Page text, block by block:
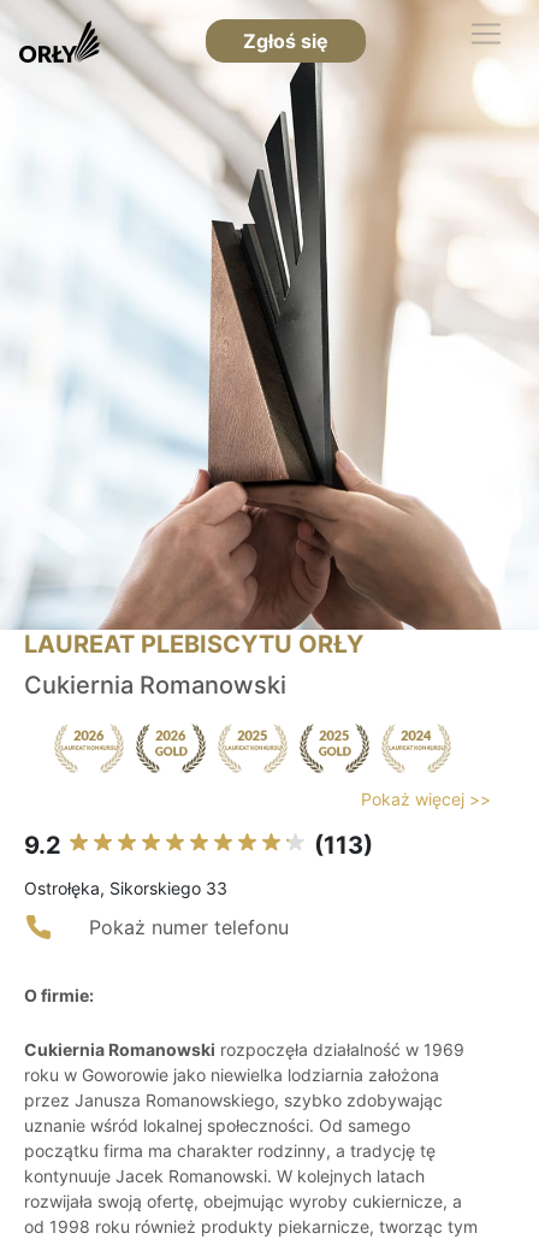
Zgłoś się
LAUREAT PLEBISCYTU ORŁY
Cukiernia Romanowski
Pokaż więcej >>
9.2 (113)
Ostrołęka, Sikorskiego 33
Pokaż numer telefonu
O firmie:
Cukiernia Romanowski rozpoczęła działalność w 1969
roku w Goworowie jako niewielka lodziarnia założona
przez Janusza Romanowskiego, szybko zdobywając
uznanie wśród lokalnej społeczności. Od samego
początku firma ma charakter rodzinny, a tradycję tę
kontynuuje Jacek Romanowski. W kolejnych latach
rozwijała swoją ofertę, obejmując wyroby cukiernicze, a
od 1998 roku również produkty piekarnicze, tworząc tym